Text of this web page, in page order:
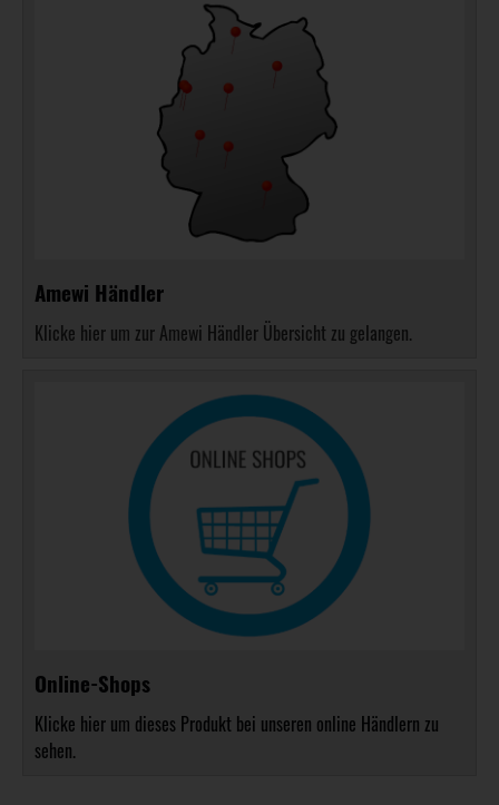
Amewi Händler
Klicke hier um zur Amewi Händler Übersicht zu gelangen.
Online-Shops
Klicke hier um dieses Produkt bei unseren online Händlern zu
sehen.